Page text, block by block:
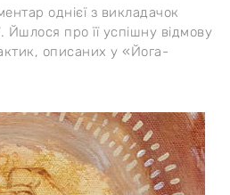
однієї з викладачок
Йшлося про її успішну відмову
описаних у «Йога-